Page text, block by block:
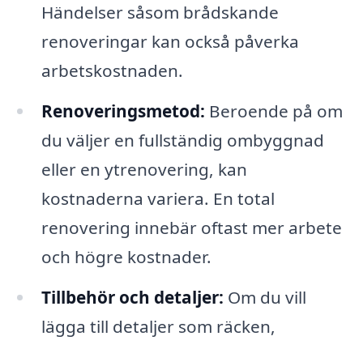
Händelser såsom brådskande
renoveringar kan också påverka
arbetskostnaden.
Renoveringsmetod: Beroende på om
du väljer en fullständig ombyggnad
eller en ytrenovering, kan
kostnaderna variera. En total
renovering innebär oftast mer arbete
och högre kostnader.
Tillbehör och detaljer: Om du vill
lägga till detaljer som räcken,